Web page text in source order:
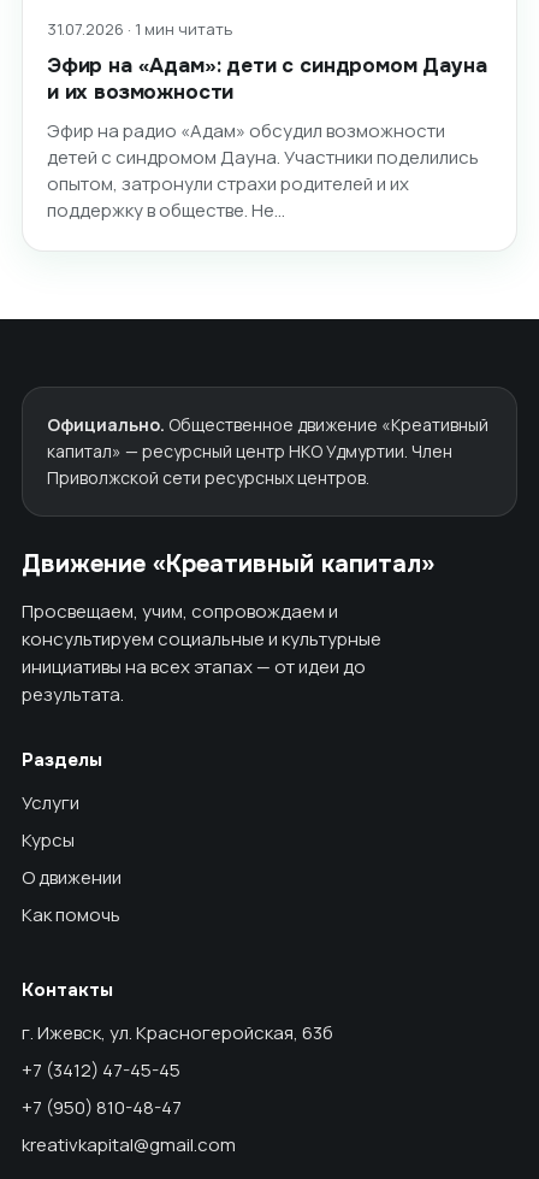
31.07.2026 · 1 мин читать
Эфир на «Адам»: дети с синдромом Дауна
и их возможности
Эфир на радио «Адам» обсудил возможности
детей с синдромом Дауна. Участники поделились
опытом, затронули страхи родителей и их
поддержку в обществе. Не…
Официально. Общественное движение «Креативный
капитал» — ресурсный центр НКО Удмуртии. Член
Приволжской сети ресурсных центров.
Движение «Креативный капитал»
Просвещаем, учим, сопровождаем и
консультируем социальные и культурные
инициативы на всех этапах — от идеи до
результата.
Разделы
Услуги
Курсы
О движении
Как помочь
Контакты
г. Ижевск, ул. Красногеройская, 63б
+7 (3412) 47-45-45
+7 (950) 810-48-47
kreativkapital@gmail.com